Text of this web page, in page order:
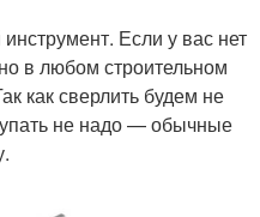
Если у вас нет
в любом строительном
как сверлить будем не
не надо — обычные